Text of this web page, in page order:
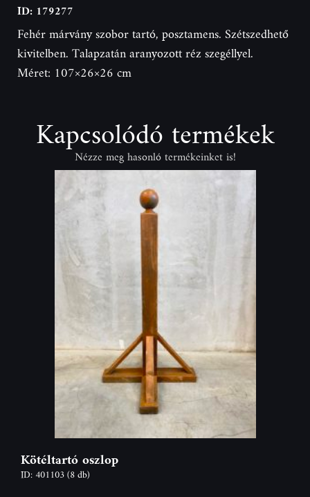
ID: 179277
Fehér márvány szobor tartó, posztamens. Szétszedhető
kivitelben. Talapzatán aranyozott réz szegéllyel.
Méret: 107×26×26 cm
Kapcsolódó termékek
Nézze meg hasonló termékeinket is!
Kötéltartó oszlop
ID: 401103(8 db)